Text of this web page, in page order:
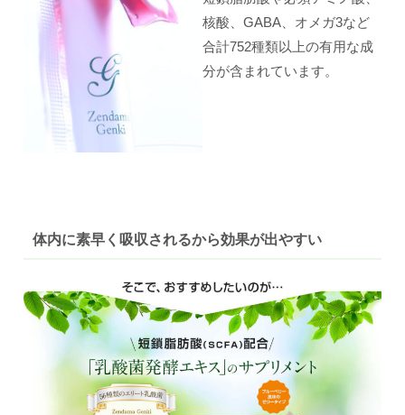
核酸、GABA、オメガ3など
合計752種類以上の有用な成
分が含まれています。
体内に素早く吸収されるから効果が出やすい